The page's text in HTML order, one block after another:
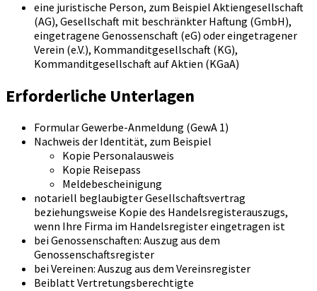
eine juristische Person, zum Beispiel Aktiengesellschaft
(AG), Gesellschaft mit beschränkter Haftung (GmbH),
eingetragene Genossenschaft (eG) oder eingetragener
Verein (e.V.), Kommanditgesellschaft (KG),
Kommanditgesellschaft auf Aktien (KGaA)
Erforderliche Unterlagen
Formular Gewerbe-Anmeldung (GewA 1)
Nachweis der Identität, zum Beispiel
Kopie Personalausweis
Kopie Reisepass
Meldebescheinigung
notariell beglaubigter Gesellschaftsvertrag
beziehungsweise Kopie des Handelsregisterauszugs,
wenn Ihre Firma im Handelsregister eingetragen ist
bei Genossenschaften: Auszug aus dem
Genossenschaftsregister
bei Vereinen: Auszug aus dem Vereinsregister
Beiblatt Vertretungsberechtigte